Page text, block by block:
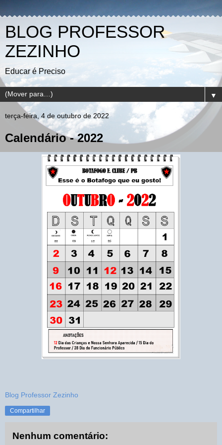
BLOG PROFESSOR
ZEZINHO
Educar é Preciso
▼
terça-feira, 4 de outubro de 2022
Calendário - 2022
Blog Professor Zezinho
Compartilhar
Nenhum comentário: